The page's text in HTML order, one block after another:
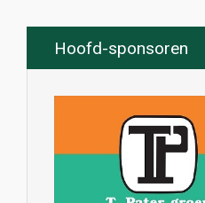
Hoofd-sponsoren